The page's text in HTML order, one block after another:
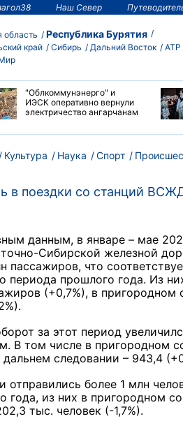
Наш Север
область Республика Бурятия
край Сибирь Дальний Восток
АТР
"Облкоммунэнерго" и
ИЭСК оперативно вернули
электричество ангарчанам
Культура Наука Спорт
поездки со станций
данным, в январе – мае
Сибирской железной
пассажиров, что
периода прошлого года. Из
(+0,7%), в
за этот период
В том числе в пригородном
дальнем следовании – 943,4
более 1 млн
года, из них в пригородном
тыс. человек (-1,7%).